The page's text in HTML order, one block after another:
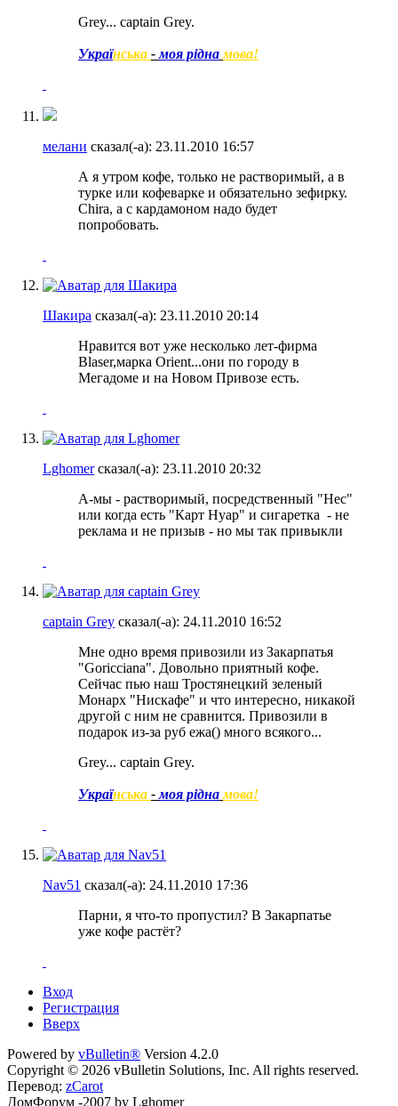
Grey... captain Grey.
Українська -моя рідна мова!
мелани сказал(-а): 23.11.2010 16:57
А я утром кофе, только не растворимый, а в
турке или кофеварке и обязательно зефирку.
Chira, а с кардамоном надо будет
попробовать.
Шакира сказал(-а): 23.11.2010 20:14
Нравится вот уже несколько лет-фирма
Blaser,марка Orient...они по городу в
Мегадоме и на Новом Привозе есть.
Lghomerсказал(-а): 23.11.2010 20:32
А-мы - растворимый, посредственный "Нес"
или когда есть "Карт Нуар" и сигаретка - не
реклама и не призыв - но мы так привыкли
captain Grey сказал(-а): 24.11.2010 16:52
Мне одно время привозили из Закарпатья
"Goricciana". Довольно приятный кофе.
Сейчас пью наш Тростянецкий зеленый
Монарх "Нискафе" и что интересно, никакой
другой с ним не сравнится. Привозили в
подарок из-за руб ежа() много всякого...
Grey... captain Grey.
Українська -моя рідна мова!
Nav51 сказал(-а): 24.11.2010 17:36
Парни, я что-то пропустил? В Закарпатье
уже кофе растёт?
Вход
Регистрация
Вверх
Powered by vBulletin® Version 4.2.0
Copyright © 2026 vBulletin Solutions, Inc. All rights reserved.
Перевод: zCarot
ДомФорум -2007 by Lghomer